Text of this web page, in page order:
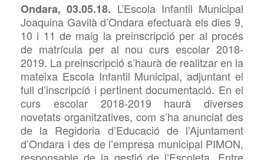
Ondara, 03.05.18. L’Escola Infantil Municipal
Joaquina Gavilà d’Ondara efectuarà els dies 9,
10 i 11 de maig la preinscripció per al procés
de matrícula per al nou curs escolar 2018-
2019. La preinscripció s’haurà de realitzar en la
mateixa Escola Infantil Municipal, adjuntant el
full d’inscripció i pertinent documentació. En el
curs escolar 2018-2019 haurà diverses
novetats organitzatives, com s’ha anunciat des
de la Regidoria d’Educació de l’Ajuntament
d’Ondara i des de l’empresa municipal PIMON,